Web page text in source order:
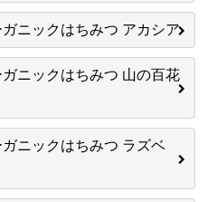
ガニックはちみつ アカシア
ガニックはちみつ 山の百花
ガニックはちみつ ラズベ